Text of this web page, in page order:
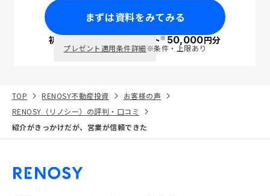
まずは資料をみてみる
初回面談で ポイント※50,000円分
プレゼント適用条件詳細※条件・上限あり
TOP RENOSY不動産投資
お客様の声
RENOSY（リノシー）の評判・口コミ
紹介がきっかけだが、営業が信頼できた